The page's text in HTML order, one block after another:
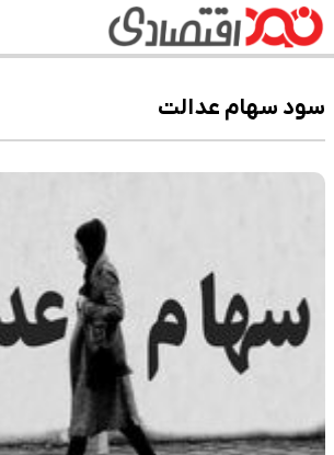
سود سهام عدالت